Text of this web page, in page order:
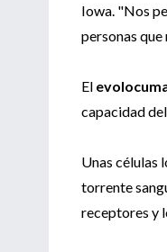
Iowa. "Nos
personas
El
capacidad
Unas células
torrente
receptores y